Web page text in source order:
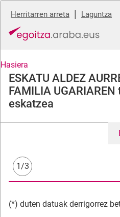
Herritarren arreta Laguntza
Hasiera
ESKATU ALDEZ
FAMILIA
eskatzea
1/3
(*) duten datuak derrigorrez